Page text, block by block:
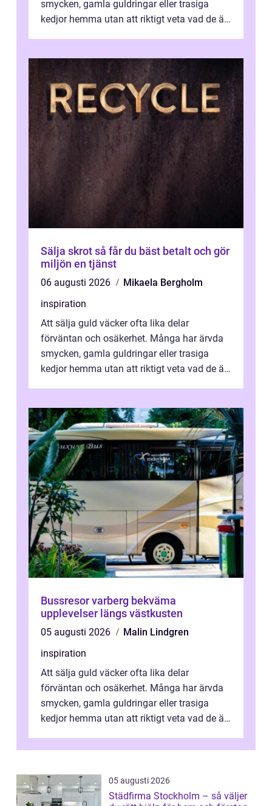
smycken, gamla guldringar eller trasiga
kedjor hemma utan att riktigt veta vad de är
Sälja skrot så får du bäst betalt och gör
miljön en tjänst
06 augusti 2026
Mikaela Bergholm
inspiration
Att sälja guld väcker ofta lika delar
förväntan och osäkerhet. Många har ärvda
smycken, gamla guldringar eller trasiga
kedjor hemma utan att riktigt veta vad de är
Bussresor varberg bekväma
upplevelser längs västkusten
05 augusti 2026
Malin Lindgren
inspiration
Att sälja guld väcker ofta lika delar
förväntan och osäkerhet. Många har ärvda
smycken, gamla guldringar eller trasiga
kedjor hemma utan att riktigt veta vad de är
05 augusti 2026
Städfirma Stockholm – så väljer